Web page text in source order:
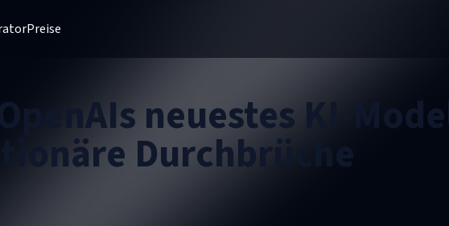
Preise
neuestes KI-
Durchbrüche